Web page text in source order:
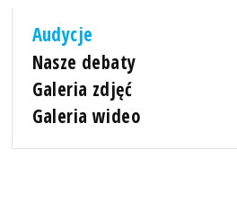
Audycje
Nasze debaty
Galeria zdjęć
Galeria wideo